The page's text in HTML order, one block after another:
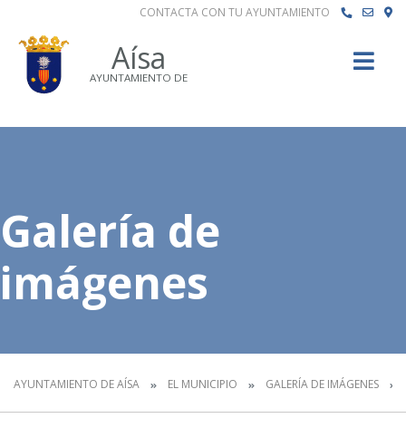
CONTACTA CON TU AYUNTAMIENTO
Aísa
AYUNTAMIENTO DE
Galería de
imágenes
AYUNTAMIENTO DE AÍSA EL MUNICIPIO GALERÍA DE IMÁGENES